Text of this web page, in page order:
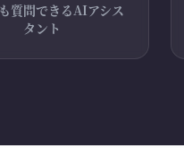
質問できるAIアシス
タント